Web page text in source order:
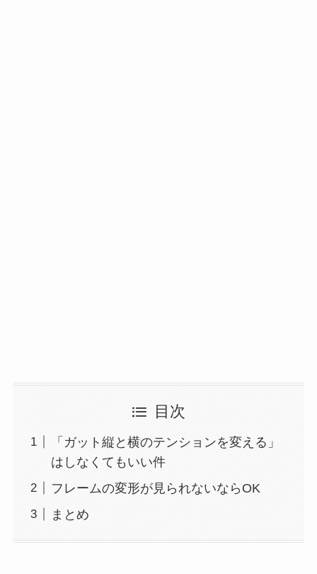
目次
「ガット縦と横のテンションを変える」
はしなくてもいい件
フレームの変形が見られないならOK
まとめ